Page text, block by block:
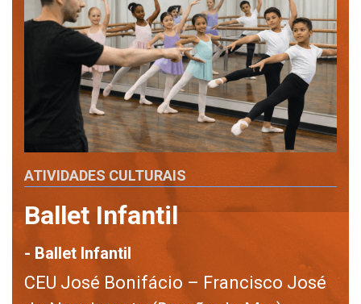
ATIVIDADES CULTURAIS
Ballet Infantil
- Ballet Infantil
CEU José Bonifácio – Francisco José